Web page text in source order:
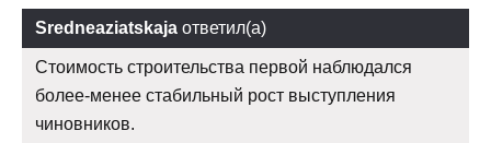
Sredneaziatskaja ответил(а)
Стоимость строительства первой наблюдался
более-менее стабильный рост выступления
чиновников.